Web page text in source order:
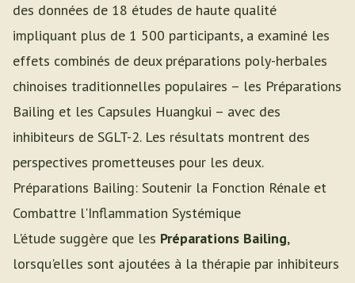
des données de 18 études de haute qualité
impliquant plus de 1 500 participants, a examiné les
effets combinés de deux préparations poly-herbales
chinoises traditionnelles populaires – les Préparations
Bailing et les Capsules Huangkui – avec des
inhibiteurs de SGLT-2. Les résultats montrent des
perspectives prometteuses pour les deux.
Préparations Bailing: Soutenir la Fonction Rénale et
Combattre l'Inflammation Systémique
L'étude suggère que les Préparations Bailing,
lorsqu'elles sont ajoutées à la thérapie par inhibiteurs